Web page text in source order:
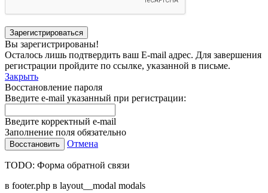
Вы зарегистрированы!
Осталось лишь подтвердить ваш E-mail адрес. Для завершения
регистрации пройдите по ссылке, указанной в письме.
Закрыть
Восстановление пароля
Введите e-mail указанный при регистрации:
Введите корректный e-mail
Заполнение поля обязательно
Отмена
TODO: Форма обратной связи
в footer.php в layout__modal modals